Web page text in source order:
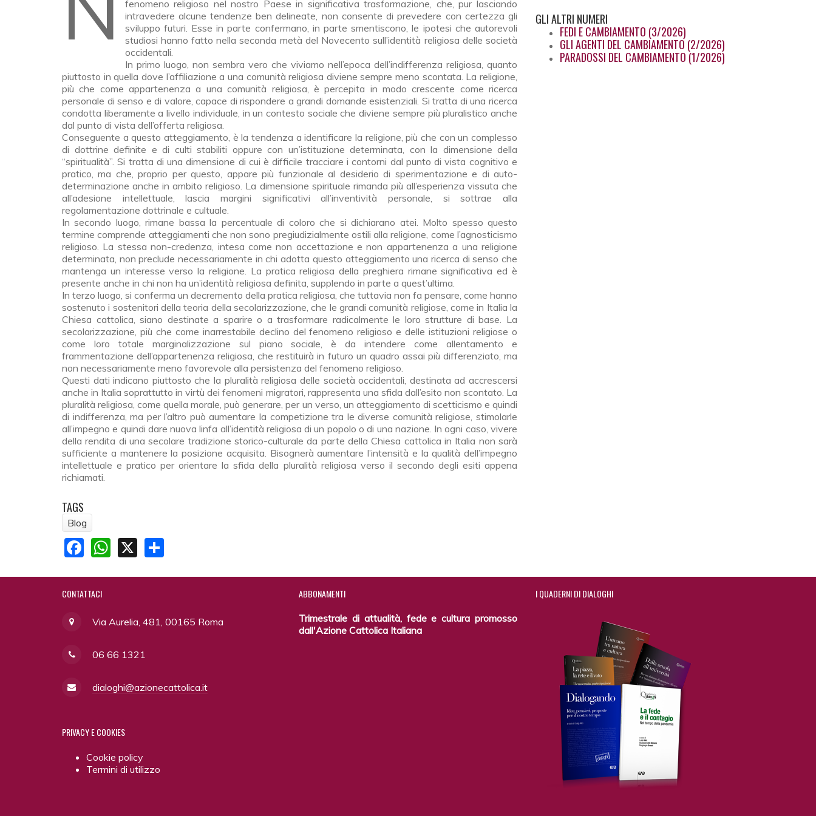
fenomeno religioso nel nostro Paese in significativa trasformazione, che, pur lasciando
intravedere alcune tendenze ben delineate, non consente di prevedere con certezza gli
sviluppo futuri. Esse in parte confermano, in parte smentiscono, le ipotesi che autorevoli
studiosi hanno fatto nella seconda metà del Novecento sull’identità religiosa delle società
occidentali.
In primo luogo, non sembra vero che viviamo nell’epoca dell’indifferenza religiosa, quanto
piuttosto in quella dove l’affiliazione a una comunità religiosa diviene sempre meno scontata. La religione,
più che come appartenenza a una comunità religiosa, è percepita in modo crescente come ricerca
personale di senso e di valore, capace di rispondere a grandi domande esistenziali. Si tratta di una ricerca
condotta liberamente a livello individuale, in un contesto sociale che diviene sempre più pluralistico anche
dal punto di vista dell’offerta religiosa.
Conseguente a questo atteggiamento, è la tendenza a identificare la religione, più che con un complesso
di dottrine definite e di culti stabiliti oppure con un’istituzione determinata, con la dimensione della
“spiritualità”. Si tratta di una dimensione di cui è difficile tracciare i contorni dal punto di vista cognitivo e
pratico, ma che, proprio per questo, appare più funzionale al desiderio di sperimentazione e di auto-
determinazione anche in ambito religioso. La dimensione spirituale rimanda più all’esperienza vissuta che
all’adesione intellettuale, lascia margini significativi all’inventività personale, si sottrae alla
regolamentazione dottrinale e cultuale.
In secondo luogo, rimane bassa la percentuale di coloro che si dichiarano atei. Molto spesso questo
termine comprende atteggiamenti che non sono pregiudizialmente ostili alla religione, come l’agnosticismo
religioso. La stessa non-credenza, intesa come non accettazione e non appartenenza a una religione
determinata, non preclude necessariamente in chi adotta questo atteggiamento una ricerca di senso che
mantenga un interesse verso la religione. La pratica religiosa della preghiera rimane significativa ed è
presente anche in chi non ha un’identità religiosa definita, supplendo in parte a quest’ultima.
In terzo luogo, si conferma un decremento della pratica religiosa, che tuttavia non fa pensare, come hanno
sostenuto i sostenitori della teoria della secolarizzazione, che le grandi comunità religiose, come in Italia la
Chiesa cattolica, siano destinate a sparire o a trasformare radicalmente le loro strutture di base. La
secolarizzazione, più che come inarrestabile declino del fenomeno religioso e delle istituzioni religiose o
come loro totale marginalizzazione sul piano sociale, è da intendere come allentamento e
frammentazione dell’appartenenza religiosa, che restituirà in futuro un quadro assai più differenziato, ma
non necessariamente meno favorevole alla persistenza del fenomeno religioso.
Questi dati indicano piuttosto che la pluralità religiosa delle società occidentali, destinata ad accrescersi
anche in Italia soprattutto in virtù dei fenomeni migratori, rappresenta una sfida dall’esito non scontato. La
pluralità religiosa, come quella morale, può generare, per un verso, un atteggiamento di scetticismo e quindi
di indifferenza, ma per l’altro può aumentare la competizione tra le diverse comunità religiose, stimolarle
all’impegno e quindi dare nuova linfa all’identità religiosa di un popolo o di una nazione. In ogni caso, vivere
della rendita di una secolare tradizione storico-culturale da parte della Chiesa cattolica in Italia non sarà
sufficiente a mantenere la posizione acquisita. Bisognerà aumentare l’intensità e la qualità dell’impegno
intellettuale e pratico per orientare la sfida della pluralità religiosa verso il secondo degli esiti appena
richiamati.
TAGS
Blog
Facebook
WhatsApp
X
GLIALTRI NUMERI
FEDI E CAMBIAMENTO (3/2026)
GLI AGENTI DEL CAMBIAMENTO (2/2026)
PARADOSSI DEL CAMBIAMENTO (1/2026)
CONTATTACI
Via Aurelia, 481, 00165 Roma
06 66 1321
dialoghi@azionecattolica.it
PRIVACYE COOKIES
Cookie policy
Termini di utilizzo
ABBONAMENTI
Trimestrale di attualità, fede e cultura promosso
dall'Azione Cattolica Italiana
IQUADERNI DI DIALOGHI